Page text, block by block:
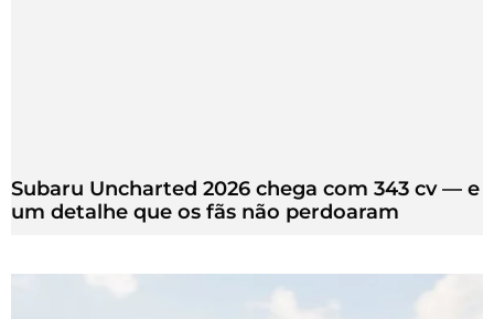
Subaru Uncharted 2026 chega com 343 cv — e
um detalhe que os fãs não perdoaram